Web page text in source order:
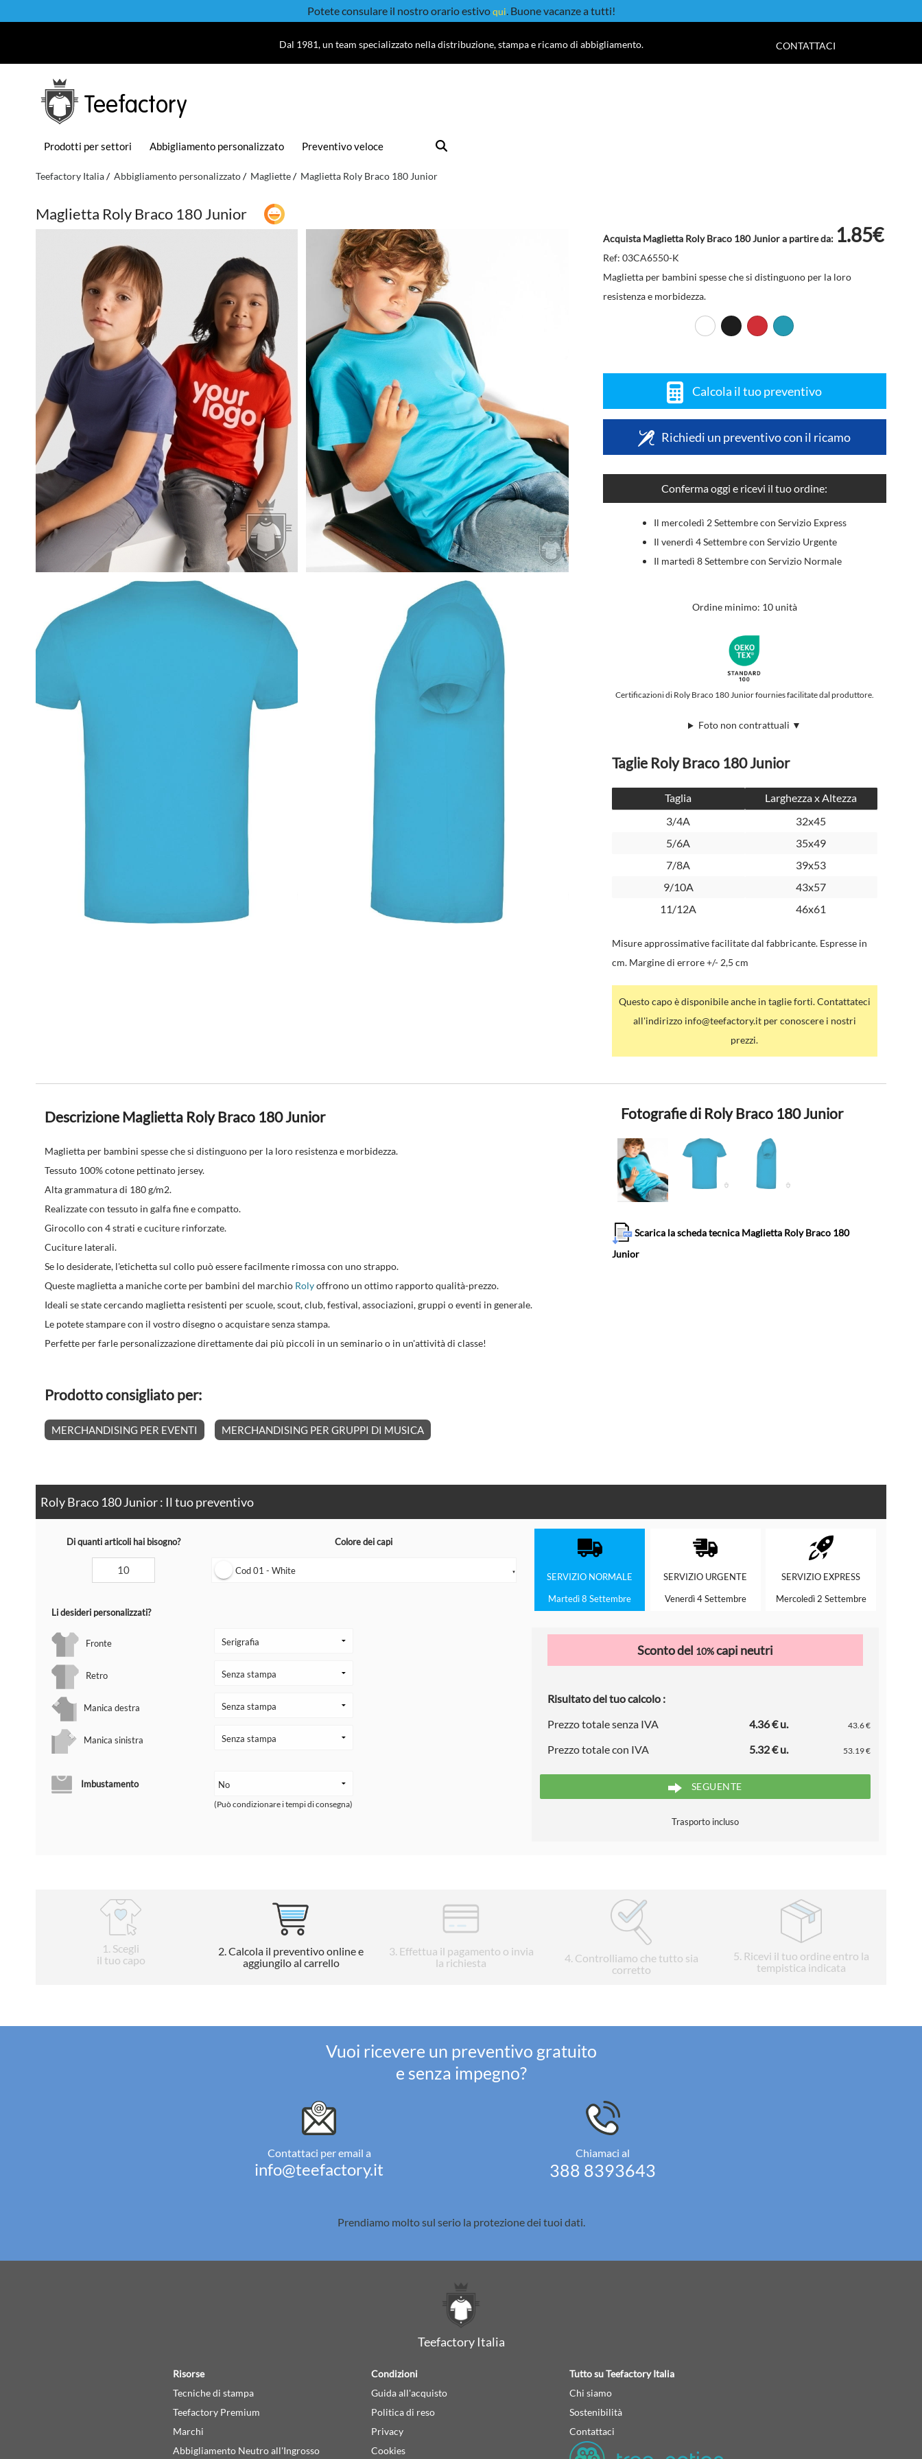
Potete consulare il nostro orario estivoqui. Buone vacanze a tutti!
Dal 1981, un team specializzato nella distribuzione, stampa e ricamo di abbigliamento. CONTATTACI
Teefactory
Prodotti per settori Abbigliamento personalizzato Preventivo veloce
Teefactory Italia Abbigliamento personalizzato Magliette Maglietta Roly Braco 180 Junior
Maglietta Roly Braco 180 Junior
Acquista Maglietta Roly Braco 180 Junior a partire da: 1.85€
Ref: 03CA6550-K
Maglietta per bambini spesse che si distinguono per la loro
resistenza e morbidezza.
Calcola il tuo preventivo
Richiedi un preventivo con il ricamo
Conferma oggi e ricevi il tuo ordine:
Il mercoledì 2 Settembre con Servizio Express
Il venerdì 4 Settembre con Servizio Urgente
Il martedì 8 Settembre con Servizio Normale
Ordine minimo: 10 unità
Certificazioni di Roly Braco 180 Junior fournies facilitate dal produttore.
Foto non contrattuali ▼
Taglie Roly Braco 180 Junior
Taglia
Larghezza x Altezza
3/4A
32x45
5/6A
35x49
7/8A
39x53
9/10A
43x57
11/12A
46x61
Misure approssimative facilitate dal fabbricante. Espresse in
cm. Margine di errore +/- 2,5 cm
Questo capo è disponibile anche in taglie forti. Contattateci
all'indirizzo info@teefactory.it per conoscere i nostri
prezzi.
Descrizione Maglietta Roly Braco 180 Junior
Maglietta per bambini spesse che si distinguono per la loro resistenza e morbidezza.
Tessuto 100% cotone pettinato jersey.
Alta grammatura di 180 g/m2.
Realizzate con tessuto in galfa fine e compatto.
Girocollo con 4 strati e cuciture rinforzate.
Cuciture laterali.
Se lo desiderate, l'etichetta sul collo può essere facilmente rimossa con uno strappo.
Queste maglietta a maniche corte per bambini del marchio Rolyoffrono un ottimo rapporto qualità-prezzo.
Ideali se state cercando maglietta resistenti per scuole, scout, club, festival, associazioni, gruppi o eventi in generale.
Le potete stampare con il vostro disegno o acquistare senza stampa.
Perfette per farle personalizzazione direttamente dai più piccoli in un seminario o in un'attività di classe!
Prodotto consigliato per:
MERCHANDISING PER EVENTI MERCHANDISING PER GRUPPI DI MUSICA
Fotografie di Roly Braco 180 Junior
Scarica la scheda tecnica Maglietta Roly Braco 180
Junior
Roly Braco 180 Junior : Il tuo preventivo
Di quanti articoli hai bisogno? Colore dei capi
Cod 01 - White ▼
Li desideri personalizzati?
Fronte
Retro
Manica destra
Manica sinistra
Imbustamento
(Può condizionare i tempi di consegna)
SERVIZIO NORMALE
Martedì 8 Settembre
SERVIZIO URGENTE
Venerdì 4 Settembre
SERVIZIO EXPRESS
Mercoledì 2 Settembre
Sconto del 10%capi neutri
Risultato del tuo calcolo :
Prezzo totale senza IVA
4.36 € u. 43.6 €
Prezzo totale con IVA 5.32 € u. 53.19 €
SEGUENTE
Trasporto incluso
1 . Scegli
il tuo capo
2 . Calcola il preventivo online e
aggiungilo al carrello
3 . Effettua il pagamento o invia
la richiesta
4. Controlliamo che tutto sia
corretto
5. Ricevi il tuo ordine entro la
tempistica indicata
Vuoi ricevere un preventivo gratuito
e senza impegno?
Contattaci per email a
info@teefactory.it
Chiamaci al
388 8393643
Prendiamo molto sul serio la protezione dei tuoi dati.
Teefactory Italia
Risorse
Tecniche di stampa
Teefactory Premium
Marchi
Abbigliamento Neutro all'Ingrosso
Condizioni
Guida all'acquisto
Politica di reso
Privacy
Cookies
Tutto su Teefactory Italia
Chi siamo
Sostenibilità
Contattaci